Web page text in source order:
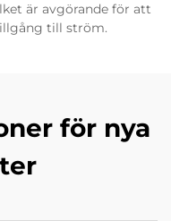
är avgörande för att
till ström.
för nya